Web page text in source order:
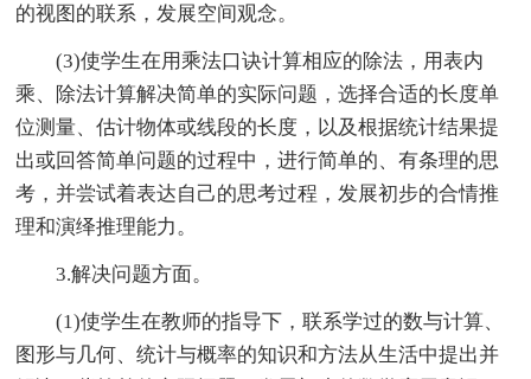
的视图的联系，发展空间观念。
(3)使学生在用乘法口诀计算相应的除法，用表内
乘、除法计算解决简单的实际问题，选择合适的长度单
位测量、估计物体或线段的长度，以及根据统计结果提
出或回答简单问题的过程中，进行简单的、有条理的思
考，并尝试着表达自己的思考过程，发展初步的合情推
理和演绎推理能力。
3.解决问题方面。
(1)使学生在教师的指导下，联系学过的数与计算、
图形与几何、统计与概率的知识和方法从生活中提出并